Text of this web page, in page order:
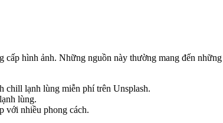
hình ảnh. Những nguồn này thường mang đến
chill lạnh lùng miễn phí trên Unsplash.
lùng.
với nhiều phong cách.